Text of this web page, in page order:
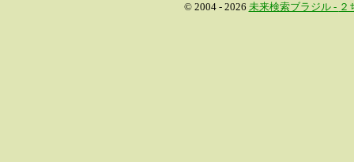
© 2004 - 2026 未来検索ブラジル - ２